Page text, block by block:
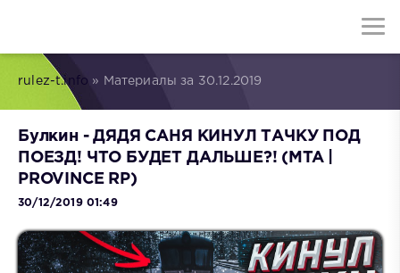
rulez-t.info » Материалы за 30.12.2019
Булкин - ДЯДЯ САНЯ КИНУЛ ТАЧКУ ПОД
ПОЕЗД! ЧТО БУДЕТ ДАЛЬШЕ?! (MTA |
PROVINCE RP)
30/12/2019 01:49